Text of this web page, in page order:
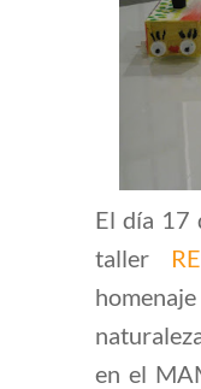
El día 17
taller
en el